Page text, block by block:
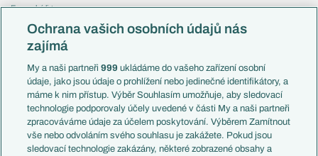
Evropská liga
Mistrovství světa
Liga národů
Témata
Představení týmů MS
EuroSkauting
PL v kostce
Evropské koeficienty
Přestupy
Česko
Francie
Itálie
Německo
Španělsko
Argentina
Brazílie
Ochrana vašich osobních údajů nás
zajímá
My a naši partneři999 ukládáme do vašeho zařízení osobní
údaje, jako jsou údaje o prohlížení nebo jedinečné identifikátory, a
máme k nim přístup. Výběr Souhlasím umožňuje, aby sledovací
technologie podporovaly účely uvedené v části My a naši partneři
zpracováváme údaje za účelem poskytování. Výběrem Zamítnout
vše nebo odvoláním svého souhlasu je zakážete. Pokud jsou
sledovací technologie zakázány, některé zobrazené obsahy a